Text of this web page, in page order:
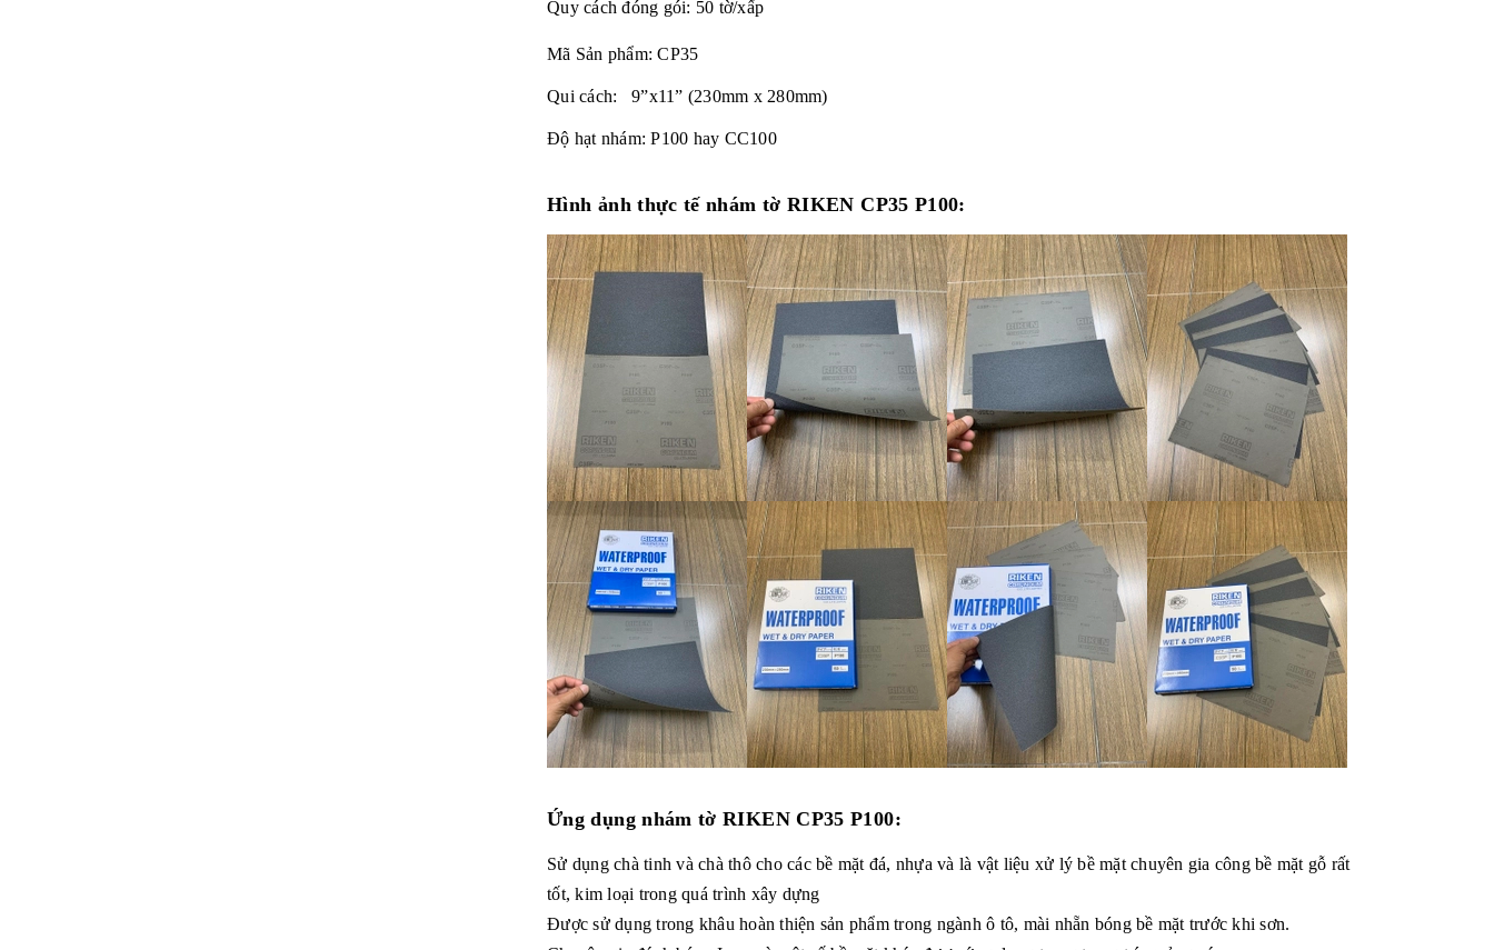
Quy cách đóng gói: 50 tờ/xấp
Mã Sản phẩm: CP35
Qui cách: 9”x11” (230mm x 280mm)
Độ hạt nhám: P100 hay CC100
Hình ảnh thực tếnhám tờ RIKEN CP35 P100:
Ứng dụngnhám tờ RIKEN CP35 P100:
Sử dụng chà tinh và chà thô cho các bề mặt đá, nhựa và là vật liệu xử lý bề mặt chuyên gia công bề mặt gỗ rất
tốt, kim loại trong quá trình xây dựng
Được sử dụng trong khâu hoàn thiện sản phẩm trong ngành ô tô, mài nhẵn bóng bề mặt trước khi sơn.